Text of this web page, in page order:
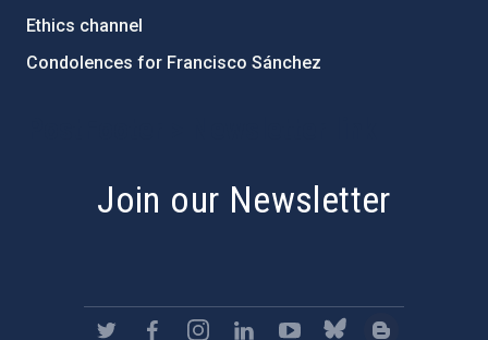
Ethics channel
Condolences for Francisco Sánchez
Join our Newsletter